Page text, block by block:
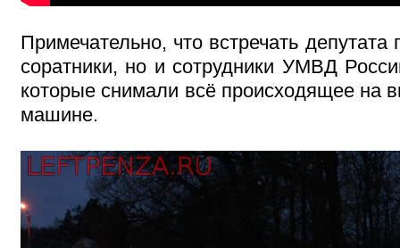
Примечательно, что встречать депутата
соратники, но и сотрудники УМВД
которые снимали всё происходящее на
машине.